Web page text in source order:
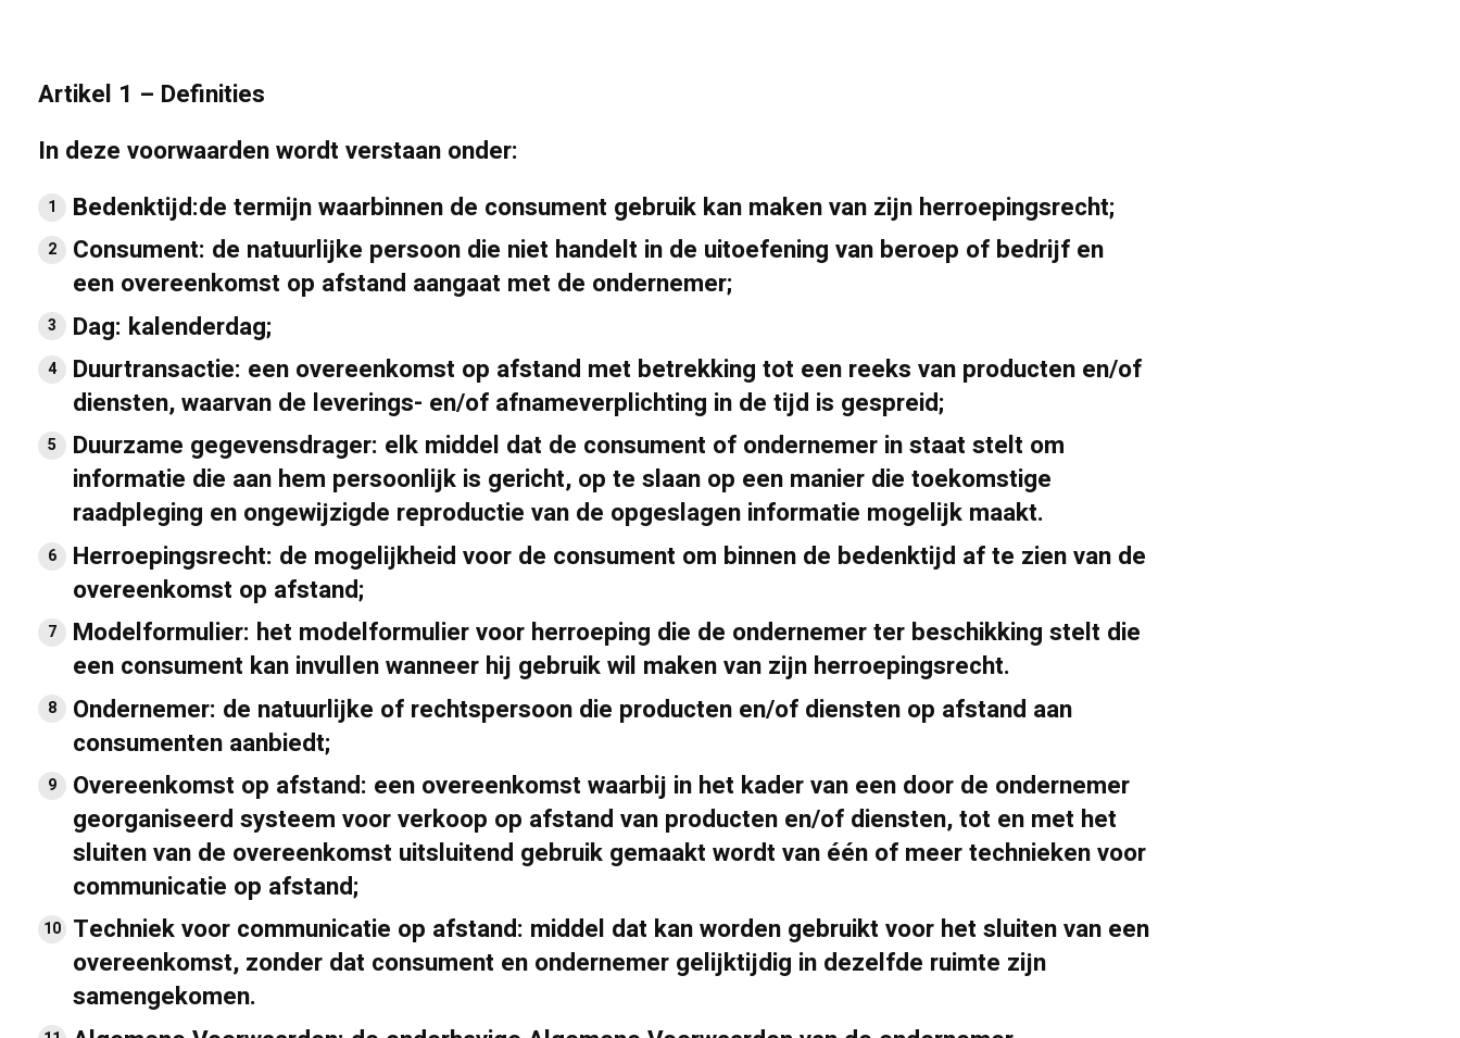
Artikel 1 – Definities
In deze voorwaarden wordt verstaan onder:
Bedenktijd:de termijn waarbinnen de consument gebruik kan maken van zijn herroepingsrecht;
Consument: de natuurlijke persoon die niet handelt in de uitoefening van beroep of bedrijf en
een overeenkomst op afstand aangaat met de ondernemer;
Dag: kalenderdag;
Duurtransactie: een overeenkomst op afstand met betrekking tot een reeks van producten en/of
diensten, waarvan de leverings- en/of afnameverplichting in de tijd is gespreid;
Duurzame gegevensdrager: elk middel dat de consument of ondernemer in staat stelt om
informatie die aan hem persoonlijk is gericht, op te slaan op een manier die toekomstige
raadpleging en ongewijzigde reproductie van de opgeslagen informatie mogelijk maakt.
Herroepingsrecht: de mogelijkheid voor de consument om binnen de bedenktijd af te zien van de
overeenkomst op afstand;
Modelformulier: het modelformulier voor herroeping die de ondernemer ter beschikking stelt die
een consument kan invullen wanneer hij gebruik wil maken van zijn herroepingsrecht.
Ondernemer: de natuurlijke of rechtspersoon die producten en/of diensten op afstand aan
consumenten aanbiedt;
Overeenkomst op afstand: een overeenkomst waarbij in het kader van een door de ondernemer
georganiseerd systeem voor verkoop op afstand van producten en/of diensten, tot en met het
sluiten van de overeenkomst uitsluitend gebruik gemaakt wordt van één of meer technieken voor
communicatie op afstand;
Techniek voor communicatie op afstand: middel dat kan worden gebruikt voor het sluiten van een
overeenkomst, zonder dat consument en ondernemer gelijktijdig in dezelfde ruimte zijn
samengekomen.